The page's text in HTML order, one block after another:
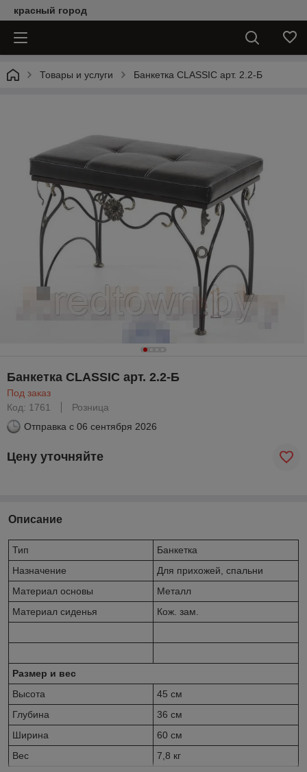
красный город
Товары и услуги Банкетка CLASSIC арт. 2.2-Б
Банкетка CLASSIC арт. 2.2-Б
Под заказ
Код: 1761
Розница
Отправка с 06 сентября 2026
Цену уточняйте
Описание
Тип
Банкетка
Назначение
Для прихожей, спальни
Материал основы
Металл
Материал сиденья
Кож. зам.
Размер и вес
Высота
45 см
Глубина
36 см
Ширина
60 см
Вес
7,8 кг